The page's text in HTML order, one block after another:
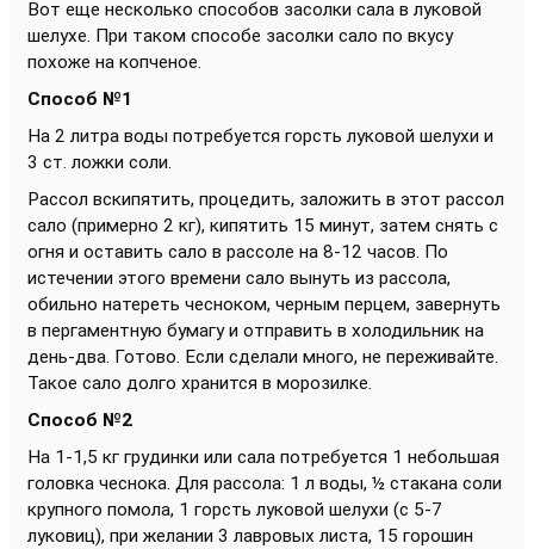
Вот еще несколько способов засолки сала в луковой
шелухе. При таком способе засолки сало по вкусу
похоже на копченое.
Способ №1
На 2 литра воды потребуется горсть луковой шелухи и
3 ст. ложки соли.
Рассол вскипятить, процедить, заложить в этот рассол
сало (примерно 2 кг), кипятить 15 минут, затем снять с
огня и оставить сало в рассоле на 8-12 часов. По
истечении этого времени сало вынуть из рассола,
обильно натереть чесноком, черным перцем, завернуть
в пергаментную бумагу и отправить в холодильник на
день-два. Готово. Если сделали много, не переживайте.
Такое сало долго хранится в морозилке.
Способ №2
На 1-1,5 кг грудинки или сала потребуется 1 небольшая
головка чеснока. Для рассола: 1 л воды, ½ стакана соли
крупного помола, 1 горсть луковой шелухи (с 5-7
луковиц), при желании 3 лавровых листа, 15 горошин